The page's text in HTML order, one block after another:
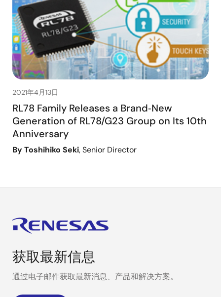
2021年4月13日
RL78 Family Releases a Brand‑New
Generation of RL78/G23 Group on Its 10th
Anniversary
By Toshihiko Seki, Senior Director
获取最新信息
通过电子邮件获取最新消息、产品和解决方案。